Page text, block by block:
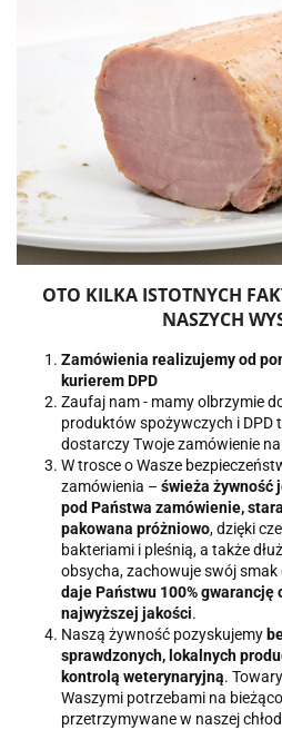
OTO KILKA ISTOTNYCH
NASZYCH
Zamówienia realizujemy od
kurierem DPD
Zaufaj nam - mamy olbrzymie
produktów spożywczych i DPD
dostarczy Twoje zamówienie
W trosce o Wasze
zamówienia – świeża żywność
pod Państwa zamówienie,
pakowana próżniowo, dzięki
bakteriami i pleśnią, a także
obsycha, zachowuje swój
daje Państwu 100% gwarancję
najwyższej jakości.
Naszą żywność pozyskujemy
sprawdzonych, lokalnych
kontrolą weterynaryjną.
Waszymi potrzebami na
przetrzymywane w naszej